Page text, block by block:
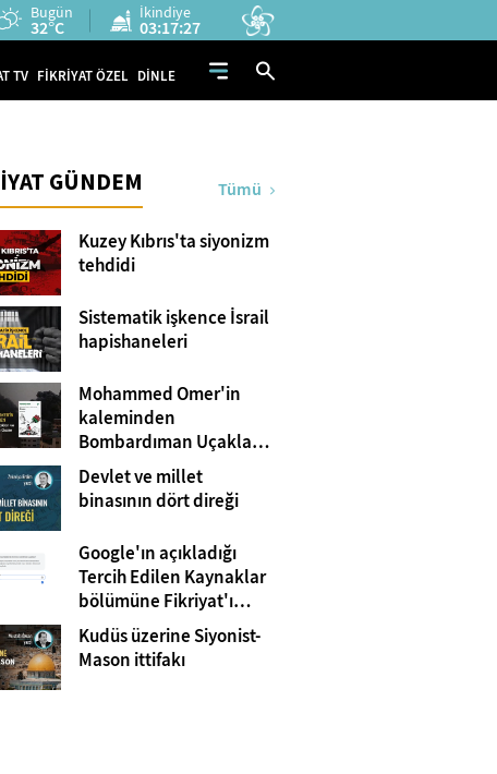
Bugün
32°C
İkindiye
03:17:26
TV FİKRİYAT ÖZEL DİNLE
GÜNDEM Tümü
Kuzey Kıbrıs'ta siyonizm
tehdidi
Sistematik işkence İsrail
hapishaneleri
Mohammed Omer'in
kaleminden
Bombardıman Uçakları
ve Tanklar Arasında
Gazze
Devlet ve millet
binasının dört direği
Google'ın açıkladığı
Tercih Edilen Kaynaklar
bölümüne Fikriyat'ı
eklemeyi unutmayın!
Kudüs üzerine Siyonist-
Mason ittifakı